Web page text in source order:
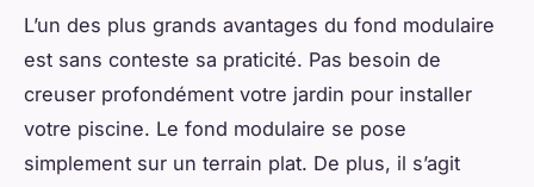
L’un des plus grands avantages du fond modulaire
est sans conteste sa praticité. Pas besoin de
creuser profondément votre jardin pour installer
votre piscine. Le fond modulaire se pose
simplement sur un terrain plat. De plus, il s’agit